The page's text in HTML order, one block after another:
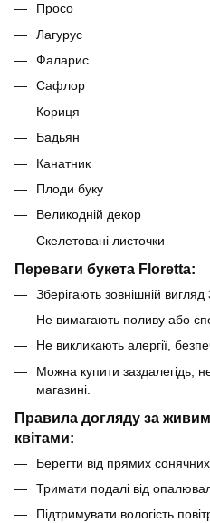
Просо
Лагурус
Фаларис
Сафлор
Кориця
Бадьян
Канатник
Плоди буку
Великодній декор
Скелетовані листочки
Переваги букета Floretta:
Зберігають зовнішній вигляд
Не вимагають поливу або
Не викликають алергії,
Можна купити заздалегідь,
магазині.
Правила догляду за
квітами:
Берегти від прямих сонячних
Тримати подалі від
Підтримувати вологість